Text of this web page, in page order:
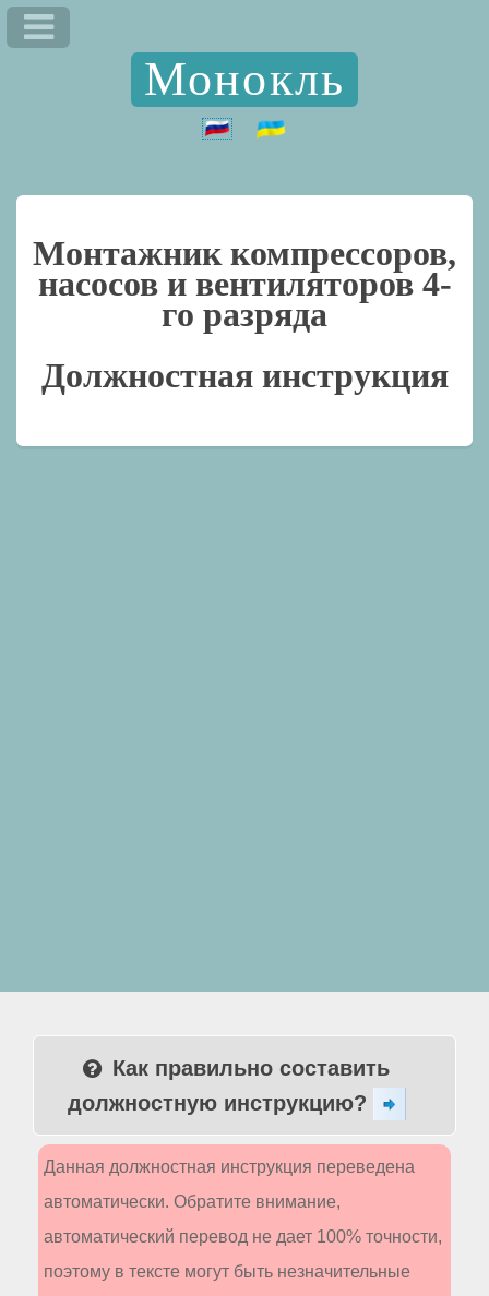
Монокль
Монтажник компрессоров,
насосов и вентиляторов 4-
го разряда
Должностная инструкция
Как правильно составить
должностную инструкцию?
Данная должностная инструкция переведена
автоматически. Обратите внимание,
автоматический перевод не дает 100% точности,
поэтому в тексте могут быть незначительные